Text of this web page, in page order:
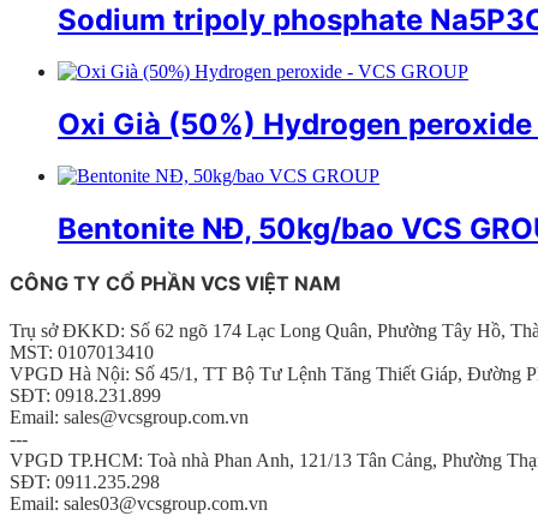
Sodium tripoly phosphate
Oxi Già (50%) Hydrogen peroxide
Bentonite NĐ, 50kg/bao VCS
CÔNG TY CỔ PHẦN VCS VIỆT NAM
Trụ sở ĐKKD: Số 62 ngõ 174 Lạc Long Quân, Phường Tây Hồ,
MST: 0107013410
VPGD Hà Nội: Số 45/1, TT Bộ Tư Lệnh Tăng Thiết Giáp, Đường
SĐT: 0918.231.899
Email: sales@vcsgroup.com.vn
---
VPGD TP.HCM: Toà nhà Phan Anh, 121/13 Tân Cảng, Phường
SĐT: 0911.235.298
Email: sales03@vcsgroup.com.vn